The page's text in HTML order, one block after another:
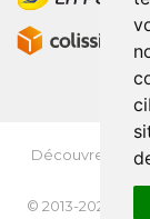
Découvrez
© 2013-2026